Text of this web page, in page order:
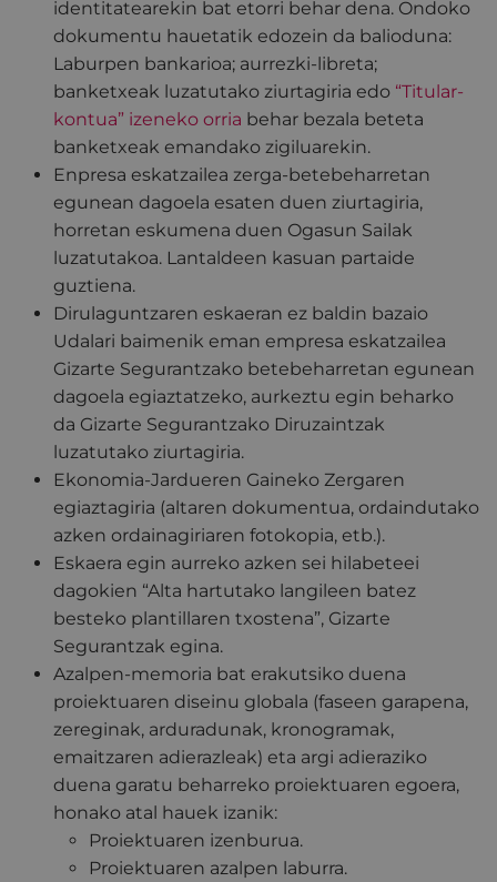
identitatearekin bat etorri behar dena. Ondoko
dokumentu hauetatik edozein da balioduna:
Laburpen bankarioa; aurrezki-libreta;
banketxeak luzatutako ziurtagiria edo “Titular-
kontua” izeneko orria behar bezala beteta
banketxeak emandako zigiluarekin.
Enpresa eskatzailea zerga-betebeharretan
egunean dagoela esaten duen ziurtagiria,
horretan eskumena duen Ogasun Sailak
luzatutakoa. Lantaldeen kasuan partaide
guztiena.
Dirulaguntzaren eskaeran ez baldin bazaio
Udalari baimenik eman empresa eskatzailea
Gizarte Segurantzako betebeharretan egunean
dagoela egiaztatzeko, aurkeztu egin beharko
da Gizarte Segurantzako Diruzaintzak
luzatutako ziurtagiria.
Ekonomia-Jardueren Gaineko Zergaren
egiaztagiria (altaren dokumentua, ordaindutako
azken ordainagiriaren fotokopia, etb.).
Eskaera egin aurreko azken sei hilabeteei
dagokien “Alta hartutako langileen batez
besteko plantillaren txostena”, Gizarte
Segurantzak egina.
Azalpen-memoria bat erakutsiko duena
proiektuaren diseinu globala (faseen garapena,
zereginak, arduradunak, kronogramak,
emaitzaren adierazleak) eta argi adieraziko
duena garatu beharreko proiektuaren egoera,
honako atal hauek izanik:
Proiektuaren izenburua.
Proiektuaren azalpen laburra.